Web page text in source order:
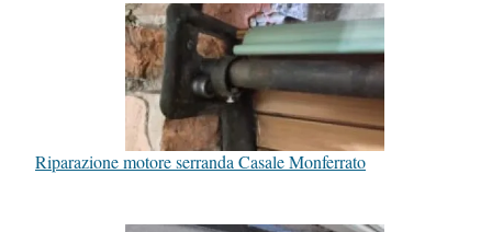
Riparazione motore serranda Casale Monferrato